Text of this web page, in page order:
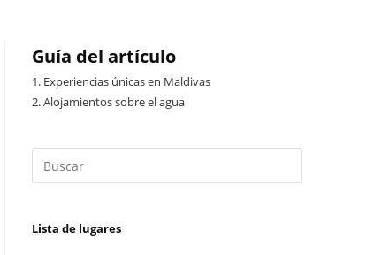
Guía del artículo
1. Experiencias únicas en Maldivas
2.Alojamientos sobre el agua
Lista de lugares